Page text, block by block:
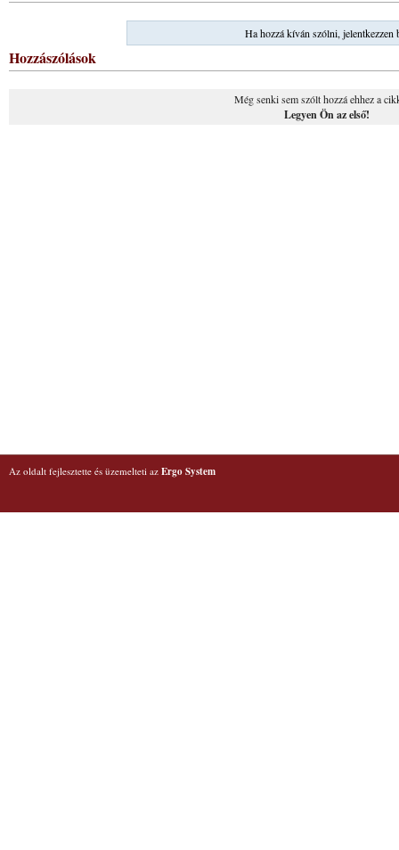
Ha hozzá kíván szólni, jelentkezzen
Hozzászólások
Még senki sem szólt hozzá ehhez a
Legyen Ön az első!
Az oldalt fejlesztette és üzemelteti az Ergo System